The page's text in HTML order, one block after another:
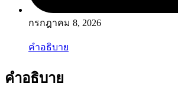
กรกฎาคม 8, 2026
คำอธิบาย
คำอธิบาย